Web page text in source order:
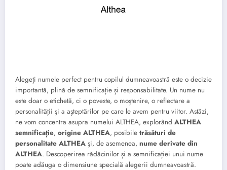
Alegeți numele perfect pentru copilul dumneavoastră este o decizie
importantă, plină de semnificație și responsabilitate. Un nume nu
este doar o etichetă, ci o poveste, o moștenire, o reflectare a
personalității și a așteptărilor pe care le avem pentru viitor. Astăzi,
ne vom concentra asupra numelui ALTHEA, explorând ALTHEA
semnificație, origine ALTHEA, posibile trăsături de
personalitate ALTHEA și, de asemenea, nume derivate din
ALTHEA. Descoperirea rădăcinilor și a semnificației unui nume
poate adăuga o dimensiune specială alegerii dumneavoastră.